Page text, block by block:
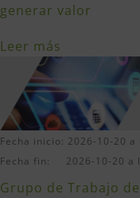
generar valor
Leer más
Fecha inicio: 2026-10-20 a
Fecha fin: 2026-10-20 a
Grupo de Trabajo